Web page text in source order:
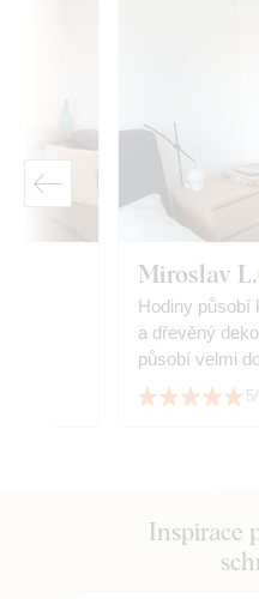
Miroslav L.
Hodiny působí
a dřevěný
působí velmi
sladit s
Inspirace